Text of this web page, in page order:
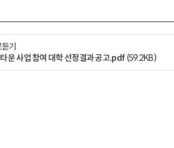
운 사업 참여 대학 선정결과 공고.pdf(59.2KB)